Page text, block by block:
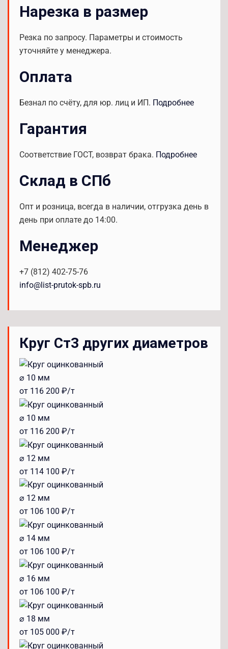
Нарезка в размер
Резка по запросу. Параметры и стоимость
уточняйте у менеджера.
Оплата
Безнал по счёту, для юр. лиц и ИП. Подробнее
Гарантия
Соответствие ГОСТ, возврат брака. Подробнее
Склад в СПб
Опт и розница, всегда в наличии, отгрузка день в
день при оплате до 14:00.
Менеджер
+7 (812) 402-75-76
info@list-prutok-spb.ru
Круг Ст3 других диаметров
⌀ 10 мм
от 116 200 ₽/т
⌀ 10 мм
от 116 200 ₽/т
⌀ 12 мм
от 114 100 ₽/т
⌀ 12 мм
от 106 100 ₽/т
⌀ 14 мм
от 106 100 ₽/т
⌀ 16 мм
от 106 100 ₽/т
⌀ 18 мм
от 105 000 ₽/т